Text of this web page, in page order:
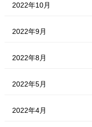
2022年10月
2022年9月
2022年8月
2022年5月
2022年4月